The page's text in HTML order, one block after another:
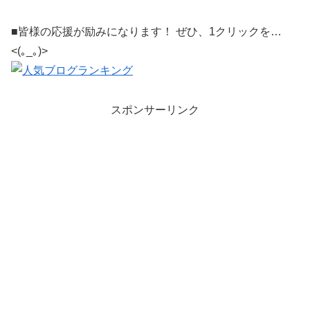
■皆様の応援が励みになります！ ぜひ、1クリックを…
<(｡_｡)>
スポンサーリンク